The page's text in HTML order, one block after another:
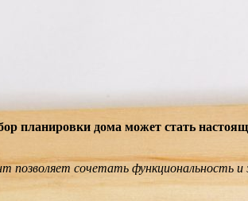
планировки дома может стать
сочетать функциональность и